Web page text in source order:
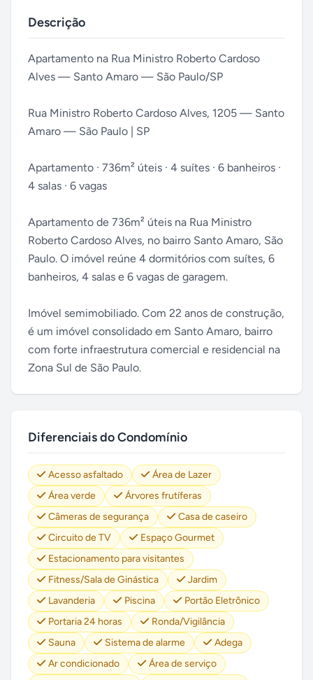
Descrição
Apartamento na Rua Ministro Roberto Cardoso
Alves — Santo Amaro — São Paulo/SP
Rua Ministro Roberto Cardoso Alves, 1205 — Santo
Amaro — São Paulo | SP
Apartamento · 736m² úteis · 4 suítes · 6 banheiros ·
4 salas · 6 vagas
Apartamento de 736m² úteis na Rua Ministro
Roberto Cardoso Alves, no bairro Santo Amaro, São
Paulo. O imóvel reúne 4 dormitórios com suítes, 6
banheiros, 4 salas e 6 vagas de garagem.
Imóvel semimobiliado. Com 22 anos de construção,
é um imóvel consolidado em Santo Amaro, bairro
com forte infraestrutura comercial e residencial na
Zona Sul de São Paulo.
Diferenciais do Condomínio
Acesso asfaltado
Área de Lazer
Área verde
Árvores frutíferas
Câmeras de segurança
Casa de caseiro
Circuito de TV
Espaço Gourmet
Estacionamento para visitantes
Fitness/Sala de Ginástica
Jardim
Lavanderia
Piscina
Portão Eletrônico
Portaria 24 horas
Ronda/Vigilância
Sauna
Sistema de alarme
Adega
Ar condicionado
Área de serviço